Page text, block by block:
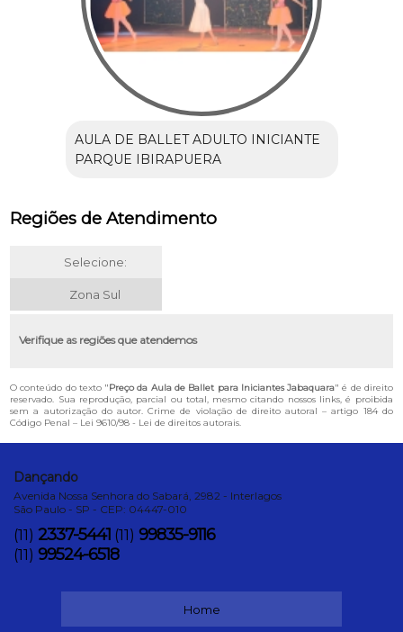
AULA DE BALLET ADULTO INICIANTE
PARQUE IBIRAPUERA
Regiões de Atendimento
Selecione:
Zona Sul
Verifique as regiões que atendemos
O conteúdo do texto "Preço da Aula de Ballet para Iniciantes Jabaquara" é de direito
reservado. Sua reprodução, parcial ou total, mesmo citando nossos links, é proibida
sem a autorização do autor. Crime de violação de direito autoral – artigo 184 do
Código Penal – Lei 9610/98 - Lei de direitos autorais.
Dançando
Avenida Nossa Senhora do Sabará, 2982 - Interlagos
São Paulo - SP - CEP: 04447-010
(11) 2337-5441 (11) 99835-9116
(11) 99524-6518
Home